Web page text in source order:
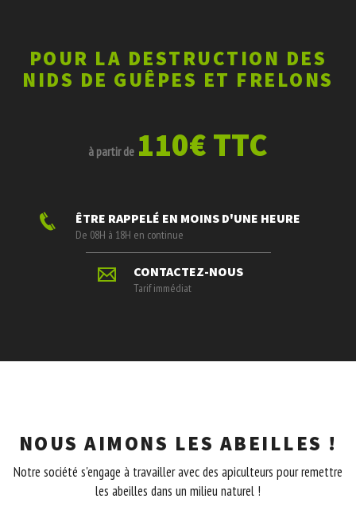
POUR LA DESTRUCTION DES
NIDS DE GUÊPES ET FRELONS
à partir de 110€ TTC
ÊTRE RAPPELÉ EN MOINS D'UNE HEURE
De 08H à 18H en continue
CONTACTEZ-NOUS
Tarif immédiat
NOUS AIMONS LES ABEILLES !
Notre société s'engage à travailler avec des apiculteurs pour remettre
les abeilles dans un milieu naturel !